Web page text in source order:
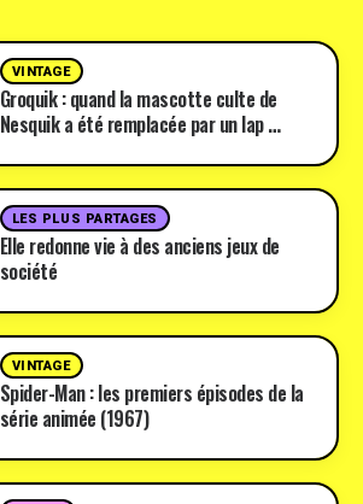
VINTAGE
Groquik : quand la mascotte culte de
Nesquik a été remplacée par un lap …
LES PLUS PARTAGES
Elle redonne vie à des anciens jeux de
société
VINTAGE
Spider-Man : les premiers épisodes de la
série animée (1967)